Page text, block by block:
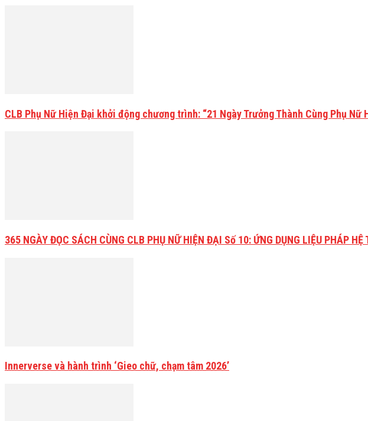
CLB Phụ Nữ Hiện Đại khởi động chương trình: “21 Ngày Trưởng Thành Cùng Phụ Nữ
365 NGÀY ĐỌC SÁCH CÙNG CLB PHỤ NỮ HIỆN ĐẠI Số 10: ỨNG DỤNG LIỆU PHÁP
Innerverse và hành trình ‘Gieo chữ, chạm tâm 2026’